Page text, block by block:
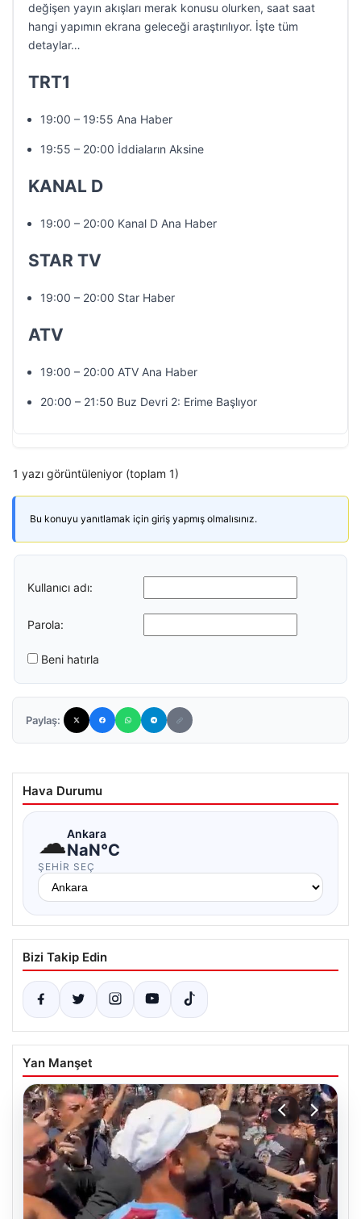
değişen yayın akışları merak konusu olurken, saat saat
hangi yapımın ekrana geleceği araştırılıyor. İşte tüm
detaylar…
TRT1
19:00 – 19:55 Ana Haber
19:55 – 20:00 İddiaların Aksine
KANAL D
19:00 – 20:00 Kanal D Ana Haber
STAR TV
19:00 – 20:00 Star Haber
ATV
19:00 – 20:00 ATV Ana Haber
20:00 – 21:50 Buz Devri 2: Erime Başlıyor
1 yazı görüntüleniyor (toplam 1)
Bu konuyu yanıtlamak için giriş yapmış olmalısınız.
Kullanıcı adı:
Parola:
Beni hatırla
Paylaş:
Hava Durumu
☁Ankara
NaN°C
ŞEHIR SEÇ
Bizi Takip Edin
Yan Manşet